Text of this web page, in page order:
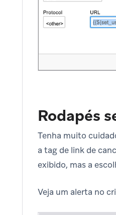
Rodapés
Tenha muito
a tag de link de
exibido, mas a
Veja um alerta no